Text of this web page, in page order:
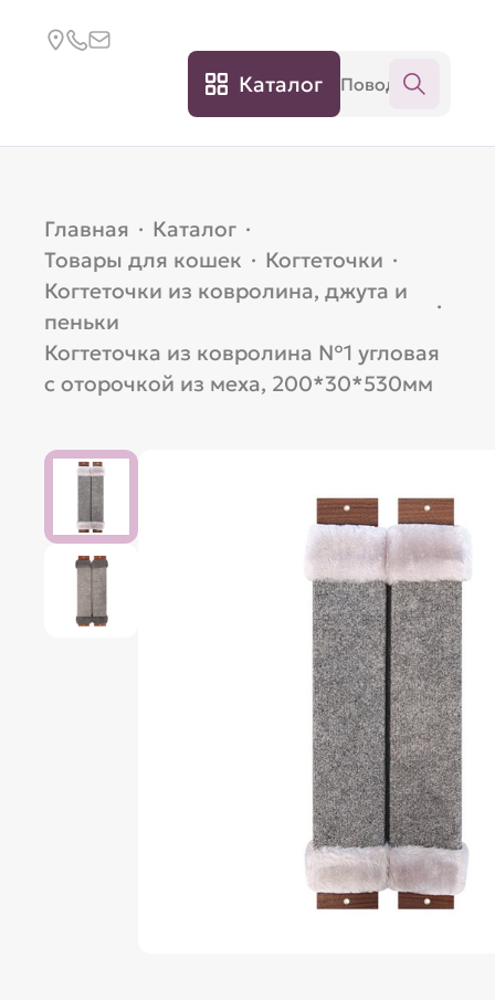
Каталог
Главная · Каталог ·
Товары для кошек · Когтеточки ·
Когтеточки из ковролина, джута и
пеньки
·
Когтеточка из ковролина №1 угловая
с оторочкой из меха, 200*30*530мм